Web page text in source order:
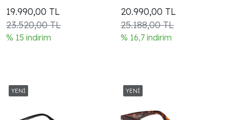
19.990,00 TL
23.520,00 TL
% 15 indirim
20.990,00 TL
25.188,00 TL
% 16,7 indirim